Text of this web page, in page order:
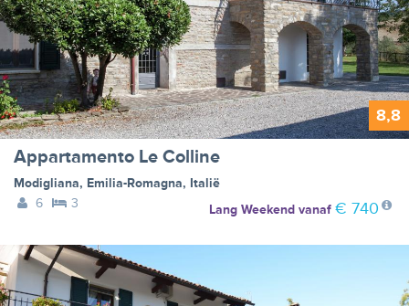
8,8
Appartamento Le Colline
Modigliana, Emilia-Romagna, Italië
6
3 Lang Weekendvanaf € 740